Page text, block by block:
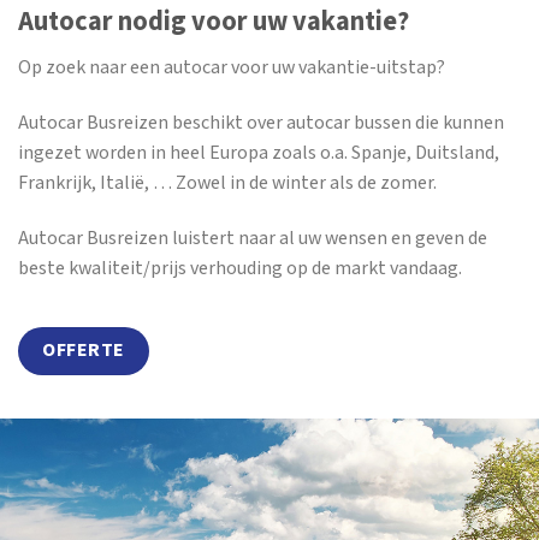
Autocar nodig voor uw vakantie?
Op zoek naar een autocar voor uw vakantie-uitstap?
Autocar Busreizen beschikt over autocar bussen die kunnen
ingezet worden in heel Europa zoals o.a. Spanje, Duitsland,
Frankrijk, Italië, … Zowel in de winter als de zomer.
Autocar Busreizen luistert naar al uw wensen en geven de
beste kwaliteit/prijs verhouding op de markt vandaag.
OFFERTE